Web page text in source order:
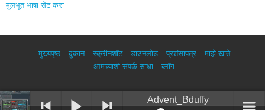
मुलभूत भाषा सेट करा
मुख्यपृष्ठ दुकान स्क्रीनशॉट डाउनलोड प्रशंसापत्र
माझे खाते
आमच्याशी संपर्क साधा
ब्लॉग
Advent_Bduffy